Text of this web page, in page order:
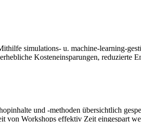
simulations- u. machine-learning-
Kosteneinsparungen, reduzierte
und -methoden übersichtlich
von Workshops effektiv Zeit eingespart